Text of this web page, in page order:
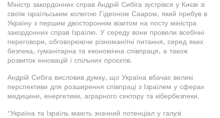
Міністр закордонних справ Андрій Сибіга зустрівся у Києві зі
своїм ізраїльським колегою Гідеоном Сааром, який прибув в
Україну з першим двостороннім візитом на посту міністра
закордонних справ Ізраїлю. У середу вони провели всебічні
переговори, обговорюючи різноманітні питання, серед яких
безпека, гуманітарна та економічна співпраця, а також
розвиток інновацій і спільних проєктів.
Андрій Сибіга висловив думку, що Україна вбачає великі
перспективи для розширення співпраці з Ізраїлем у сферах
медицини, енергетики, аграрного сектору та кібербезпеки.
"Україна та Ізраїль мають значний потенціал у галузі